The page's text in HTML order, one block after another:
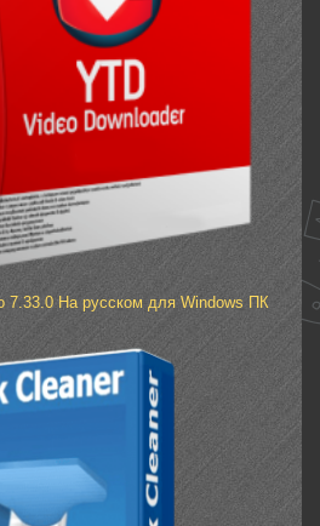
7.33.0 На русском для Windows ПК